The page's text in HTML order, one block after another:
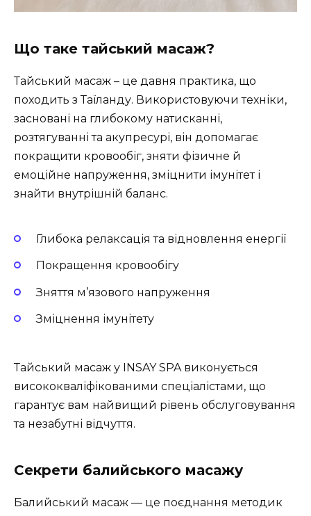
Що таке тайський масаж?
Тайський масаж – це давня практика, що
походить з Таїланду. Використовуючи техніки,
засновані на глибокому натисканні,
розтягуванні та акупресурі, він допомагає
покращити кровообіг, зняти фізичне й
емоційне напруження, зміцнити імунітет і
знайти внутрішній баланс.
Глибока релаксація та відновлення енергії
Покращення кровообігу
Зняття м’язового напруження
Зміцнення імунітету
Тайський масаж у INSAY SPA виконується
висококваліфікованими спеціалістами, що
гарантує вам найвищий рівень обслуговування
та незабутні відчуття.
Секрети балийського масажу
Балийський масаж — це поєднання методик